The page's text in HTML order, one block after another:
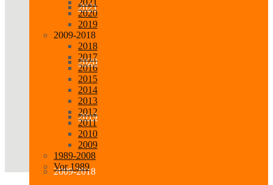
2021
2020
2019
2009-2018
2021
2020
2019
2009-2018
2018
2017
2016
2015
2014
2013
2012
2011
2010
2009
1989-2008
Vor 1989